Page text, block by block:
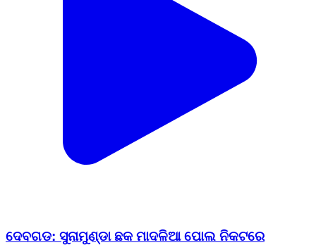
ଦେବଗଡ: ସୁନାମୁଣ୍ଡା ଛକ ମାଦଳିଆ ପୋଲ ନିକଟରେ